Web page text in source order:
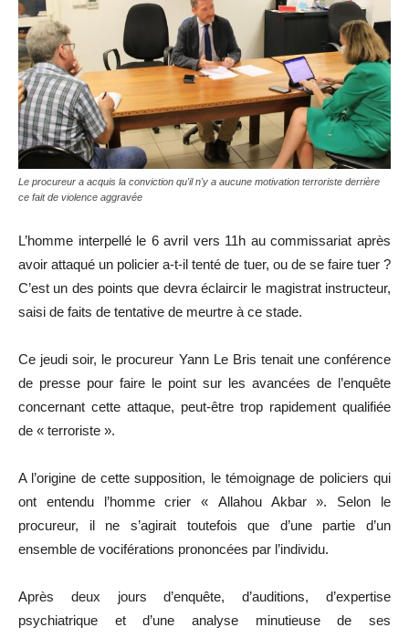
Le procureur a acquis la conviction qu'il n'y a aucune motivation terroriste derrière
ce fait de violence aggravée
L’homme interpellé le 6 avril vers 11h au commissariat après
avoir attaqué un policier a-t-il tenté de tuer, ou de se faire tuer ?
C’est un des points que devra éclaircir le magistrat instructeur,
saisi de faits de tentative de meurtre à ce stade.
Ce jeudi soir, le procureur Yann Le Bris tenait une conférence
de presse pour faire le point sur les avancées de l’enquête
concernant cette attaque, peut-être trop rapidement qualifiée
de « terroriste ».
A l’origine de cette supposition, le témoignage de policiers qui
ont entendu l’homme crier « Allahou Akbar ». Selon le
procureur, il ne s’agirait toutefois que d’une partie d’un
ensemble de vociférations prononcées par l’individu.
Après deux jours d’enquête, d’auditions, d’expertise
psychiatrique et d’une analyse minutieuse de ses